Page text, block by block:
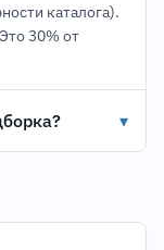
каталога).
Это 30% от
▾